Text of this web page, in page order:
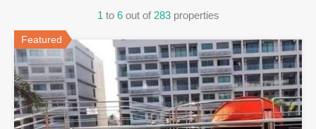
1 to 6 out of 283 properties
Featured